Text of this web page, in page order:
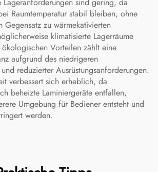
Raumtemperatur stabil bleiben, ohne
Gegensatz zu wärmekativierten
klimatisierte Lagerräume
Vorteilen zählt eine
aufgrund des niedrigeren
reduzierter Ausrüstungsanforderungen.
verbessert sich erheblich, da
beheizte Laminiergeräte entfallen,
Umgebung für Bediener entsteht und
werden.